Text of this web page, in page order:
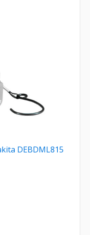
DEBDML815